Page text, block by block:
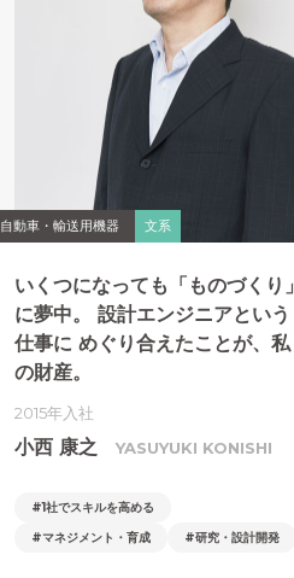
自動車・輸送用機器 文系
いくつになっても「ものづくり」
に夢中。
設計エンジニアという
仕事に めぐり合えたことが、私
の財産。
2015年入社
小西 康之 YASUYUKI KONISHI
1社でスキルを高める
マネジメント・育成
研究・設計開発